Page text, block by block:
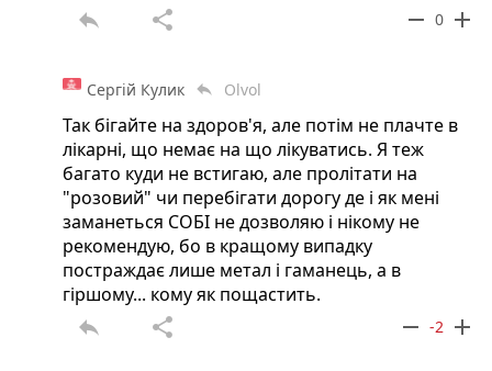
reply share remove 0 add
Сергій Кулик reply Olvol
Так бігайте на здоров'я, але потім не плачте в
лікарні, що немає на що лікуватись. Я теж
багато куди не встигаю, але пролітати на
"розовий" чи перебігати дорогу де і як мені
заманеться СОБІ не дозволяю і нікому не
рекомендую, бо в кращому випадку
постраждає лише метал і гаманець, а в
гіршому... кому як пощастить.
reply share remove -2 add